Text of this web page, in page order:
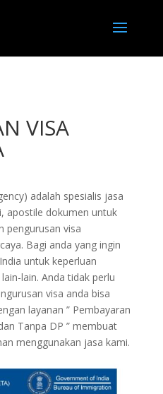
VISA
adalah spesialis jasa
apostile dokumen untuk
pengurusan visa
Bagi anda yang ingin
untuk keperluan
lain. Anda tidak perlu
visa anda bisa
layanan ” Pembayaran
Tanpa DP ” membuat
menggunakan jasa kami.